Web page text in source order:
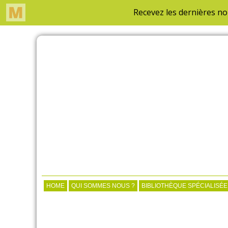
HOME QUI SOMMES NOUS ? BIBLIOTHÈQUE SPÉCIALISÉE